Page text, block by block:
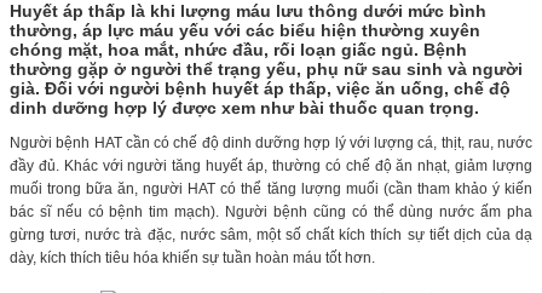
Huyết áp thấp là khi lượng máu lưu thông dưới mức bình
thường, áp lực máu yếu với các biểu hiện thường xuyên
chóng mặt, hoa mắt, nhức đầu, rối loạn giấc ngủ. Bệnh
thường gặp ở người thể trạng yếu, phụ nữ sau sinh và người
già. Đối với người bệnh huyết áp thấp, việc ăn uống, chế độ
dinh dưỡng hợp lý được xem như bài thuốc quan trọng.
Người bệnh HAT cần có chế độ dinh dưỡng hợp lý với lượng cá, thịt, rau, nước
đầy đủ. Khác với người tăng huyết áp, thường có chế độ ăn nhạt, giảm lượng
muối trong bữa ăn, người HAT có thể tăng lượng muối (cần tham khảo ý kiến
bác sĩ nếu có bệnh tim mạch). Người bệnh cũng có thể dùng nước ấm pha
gừng tươi, nước trà đặc, nước sâm, một số chất kích thích sự tiết dịch của dạ
dày, kích thích tiêu hóa khiến sự tuần hoàn máu tốt hơn.